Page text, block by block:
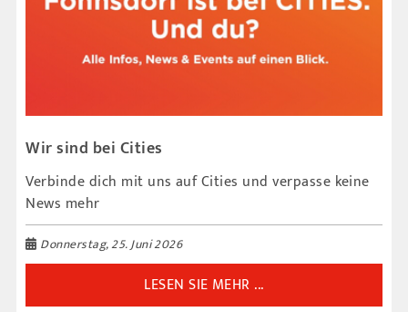
Wir sind bei Cities
Verbinde dich mit uns auf Cities und verpasse keine
News mehr
Donnerstag, 25. Juni 2026
LESEN SIE MEHR ...